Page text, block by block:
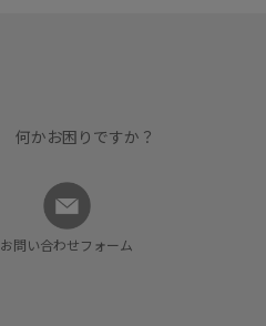
何かお困りですか？
お問い合わせフォーム